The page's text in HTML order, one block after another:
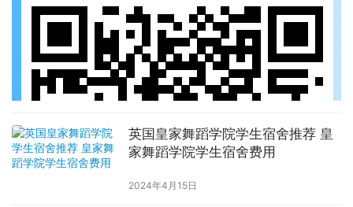
英国皇家舞蹈学院学生宿舍推荐 皇
家舞蹈学院学生宿舍费用
2024年4月15日